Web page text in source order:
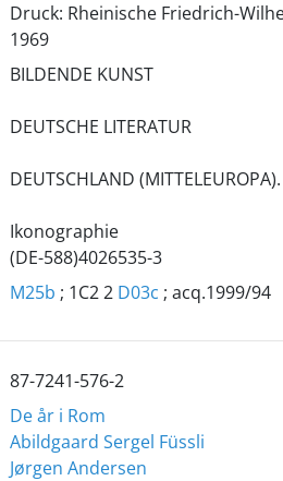
Druck: Rheinische Friedrich-
1969
BILDENDE KUNST
DEUTSCHE LITERATUR
DEUTSCHLAND
Ikonographie
(DE-588)4026535-3
M25b ; 1C2 2 D03c ; acq.1999/94
87-7241-576-2
De år i Rom
Abildgaard Sergel Füssli
Jørgen Andersen